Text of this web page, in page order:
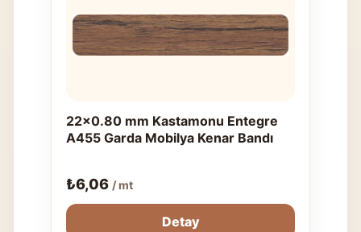
22x0.80 mm Kastamonu Entegre
A455 Garda Mobilya Kenar Bandı
₺6,06 / mt
Detay